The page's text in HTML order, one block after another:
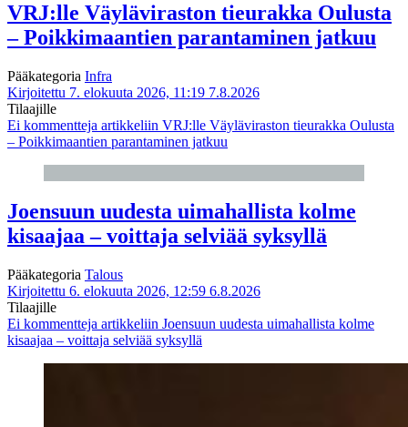
VRJ:lle Väyläviraston tieurakka Oulusta
– Poikkimaantien parantaminen jatkuu
Pääkategoria Infra
Kirjoitettu 7. elokuuta 2026, 11:19 7.8.2026
Tilaajille
Ei kommentteja artikkeliin VRJ:lle Väyläviraston tieurakka Oulusta
– Poikkimaantien parantaminen jatkuu
Joensuun uudesta uimahallista kolme
kisaajaa – voittaja selviää syksyllä
Pääkategoria Talous
Kirjoitettu 6. elokuuta 2026, 12:59 6.8.2026
Tilaajille
Ei kommentteja artikkeliin Joensuun uudesta uimahallista kolme
kisaajaa – voittaja selviää syksyllä